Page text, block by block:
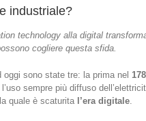
industriale?
technology alla digital
cogliere questa sfida.
sono state tre: la prima nel
sempre più diffuso
quale è scaturita l’era digitale